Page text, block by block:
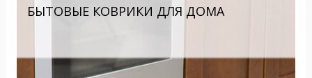
БЫТОВЫЕ КОВРИКИ ДЛЯ ДОМА